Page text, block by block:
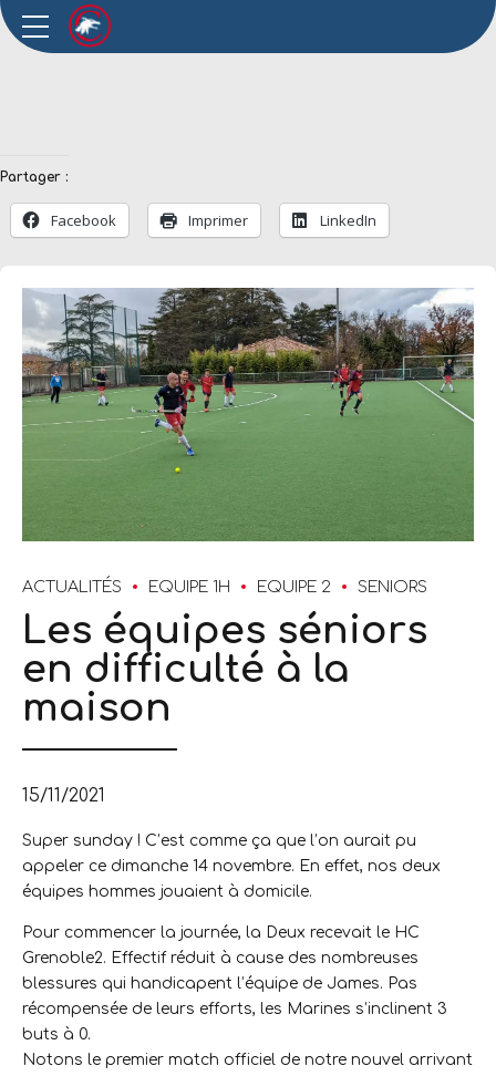
Partager :
Facebook Imprimer LinkedIn
ACTUALITÉS EQUIPE 1H EQUIPE 2 SENIORS
Les équipes séniors
en difficulté à la
maison
15/11/2021
Super sunday ! C’est comme ça que l’on aurait pu
appeler ce dimanche 14 novembre. En effet, nos deux
équipes hommes jouaient à domicile.
Pour commencer la journée, la Deux recevait le HC
Grenoble2. Effectif réduit à cause des nombreuses
blessures qui handicapent l’équipe de James. Pas
récompensée de leurs efforts, les Marines s’inclinent 3
buts à 0.
Notons le premier match officiel de notre nouvel arrivant